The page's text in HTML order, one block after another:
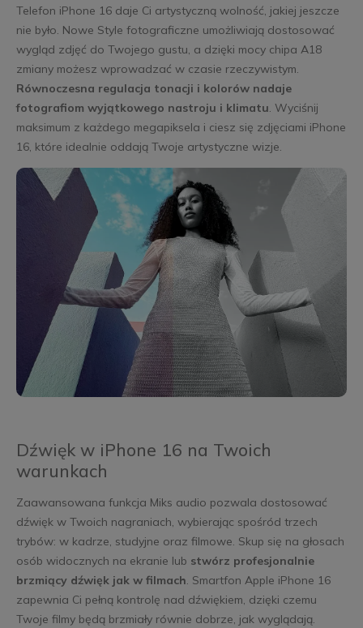
Telefon iPhone 16 daje Ci artystyczną wolność, jakiej jeszcze
nie było. Nowe Style fotograficzne umożliwiają dostosować
wygląd zdjęć do Twojego gustu, a dzięki mocy chipa A18
zmiany możesz wprowadzać w czasie rzeczywistym.
Równoczesna regulacja tonacji i kolorów nadaje
fotografiom wyjątkowego nastroju i klimatu . Wyciśnij
maksimum z każdego megapiksela i ciesz się zdjęciami iPhone
16, które idealnie oddają Twoje artystyczne wizje.
Dźwięk w iPhone 16 na Twoich
warunkach
Zaawansowana funkcja Miks audio pozwala dostosować
dźwięk w Twoich nagraniach, wybierając spośród trzech
trybów: w kadrze, studyjne oraz filmowe. Skup się na głosach
osób widocznych na ekranie lub stwórz profesjonalnie
brzmiący dźwięk jak w filmach. Smartfon Apple iPhone 16
zapewnia Ci pełną kontrolę nad dźwiękiem, dzięki czemu
Twoje filmy będą brzmiały równie dobrze, jak wyglądają.